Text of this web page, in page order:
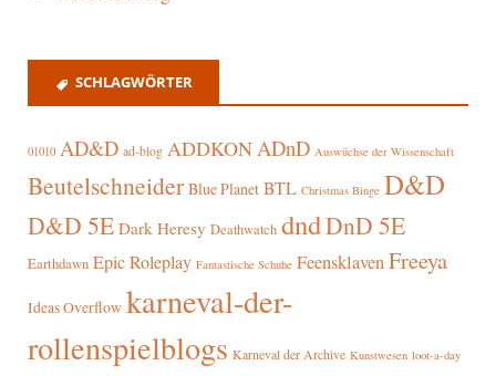
SCHLAGWÖRTER
01010 AD&D ad-blog ADDKON ADnD Auswüchse der Wissenschaft
Beutelschneider Blue Planet BTL Christmas Binge D&D
D&D 5E Dark Heresy Deathwatch dndDnD 5E
Earthdawn Epic Roleplay Fantastische Schuhe FeensklavenFreeya
Ideas Overflow karneval-der-
rollenspielblogs Karneval der Archive Kunstwesen loot-a-day